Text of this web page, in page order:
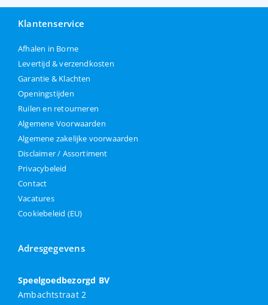
Klantenservice
Afhalen in Borne
Levertijd & verzendkosten
Garantie & Klachten
Openingstijden
Ruilen en retourneren
Algemene Voorwaarden
Algemene zakelijke voorwaarden
Disclaimer / Assortiment
Privacybeleid
Contact
Vacatures
Cookiebeleid (EU)
Adresgegevens
Speelgoedbezorgd BV
Ambachtstraat 2